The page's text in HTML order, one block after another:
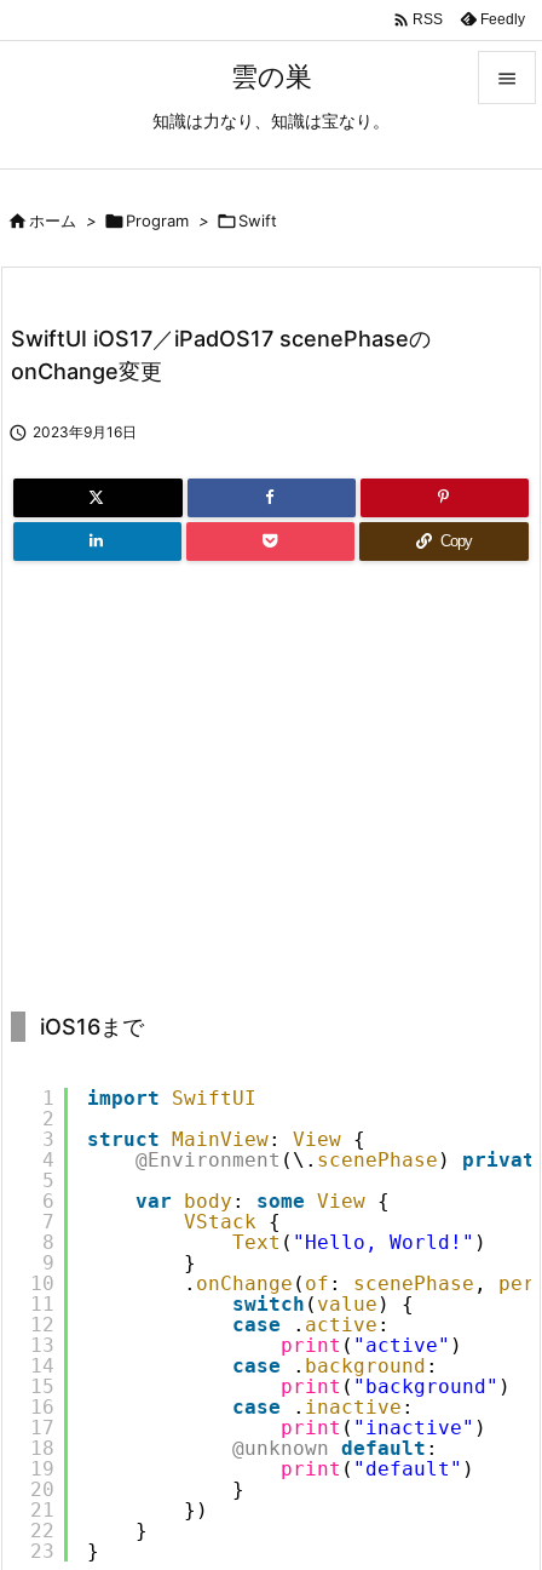
雲の巣
知識は力なり、知識は宝なり。

 RSS Feedly
ホーム > Program > Swift
SwiftUI iOS17／iPadOS17 scenePhaseの
onChange変更
 2023年9月16日
Copy
iOS16まで
1
2
3
4
5
6
7
8
9
10
11
12
13
14
15
16
17
18
19
20
21
22
23
import
SwiftUI
struct MainView: View {
@Environment (\. scenePhase )
var
body : some View {
VStack {
Text ( "Hello, World!" )
}
. onChange ( of : scenePhase ,
switch ( value ) {
case
. active :
print ( "active" )
case
. background :
print ( "background" )
case
. inactive :
print ( "inactive" )
@unknown default :
print ( "default" )
}
})
}
}